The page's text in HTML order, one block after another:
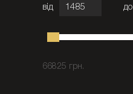
від до
66825 грн.